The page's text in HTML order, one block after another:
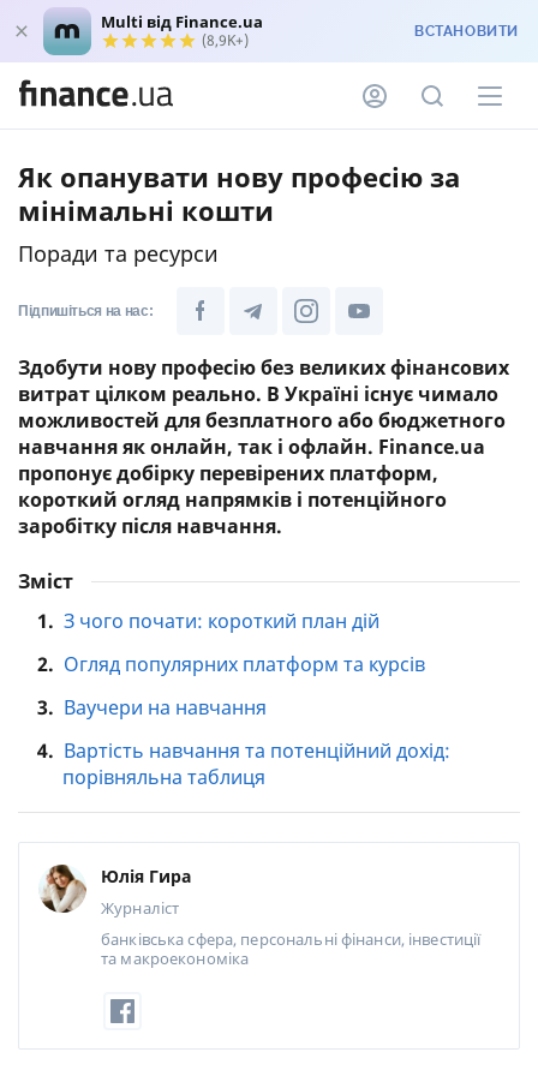
Multi від Finance.ua
(8,9K+) ВСТАНОВИТИ
Як опанувати нову професію за
мінімальні кошти
Поради та ресурси
Підпишіться на нас:
Здобути нову професію без великих фінансових
витрат цілком реально. В Україні існує чимало
можливостей для безплатного або бюджетного
навчання як онлайн, так і офлайн. Finance.ua
пропонує добірку перевірених платформ,
короткий огляд напрямків і потенційного
заробітку після навчання.
Зміст
1. З чого почати: короткий план дій
2. Огляд популярних платформ та курсів
3. Ваучери на навчання
4. Вартість навчання та потенційний дохід:
порівняльна таблиця
Юлія Гира
Журналіст
банківська сфера, персональні фінанси, інвестиції
та макроекономіка